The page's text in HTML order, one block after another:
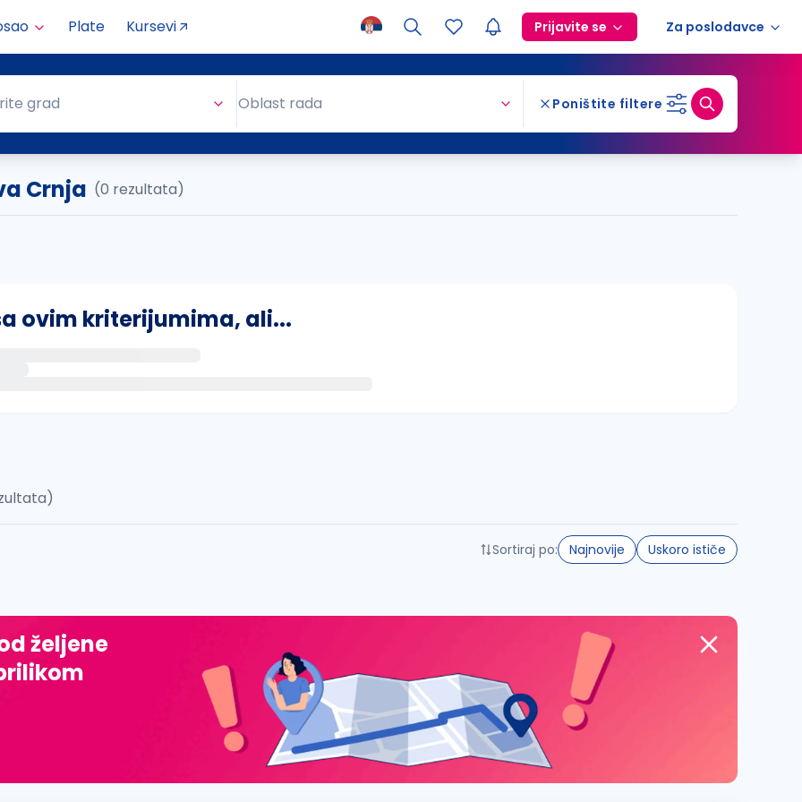
Plate Kursevi Prijavite se Za poslodavce
grad Oblast rada Poništite filtere
Crnja (0 rezultata)
ovim kriterijumima, ali...
đ, ž, dž)
Sortiraj po: Najnovije Uskoro ističe
željene